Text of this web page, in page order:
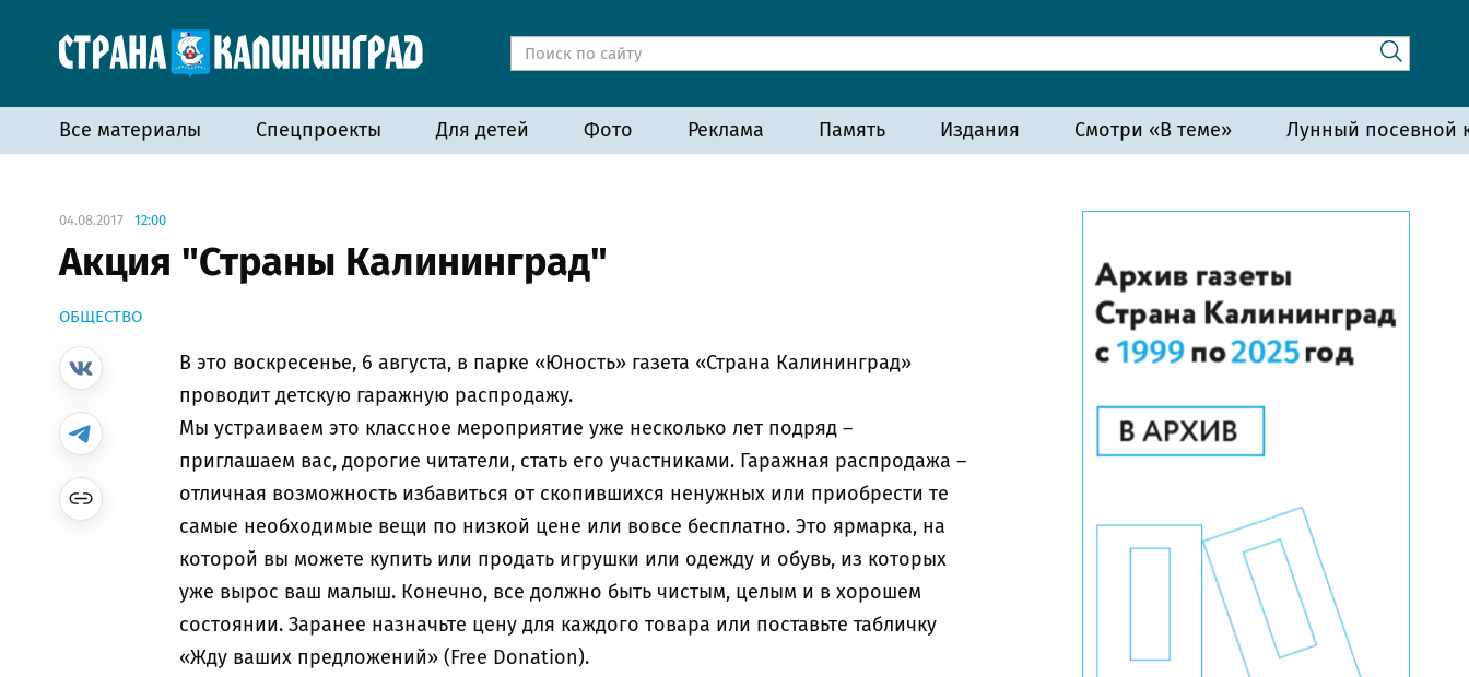
Все материалы Спецпроекты Для детей Фото Реклама Память Издания Смотри «В теме» Лунный посевной
04.08.2017 12:00
Акция "Страны Калининград"
ОБЩЕСТВО
В это воскресенье, 6 августа, в парке «Юность» газета «Страна Калининград»
проводит детскую гаражную распродажу.
Мы устраиваем это классное мероприятие уже несколько лет подряд –
приглашаем вас, дорогие читатели, стать его участниками. Гаражная распродажа –
отличная возможность избавиться от скопившихся ненужных или приобрести те
самые необходимые вещи по низкой цене или вовсе бесплатно. Это ярмарка, на
которой вы можете купить или продать игрушки или одежду и обувь, из которых
уже вырос ваш малыш. Конечно, все должно быть чистым, целым и в хорошем
состоянии. Заранее назначьте цену для каждого товара или поставьте табличку
«Жду ваших предложений» (Free Donation).